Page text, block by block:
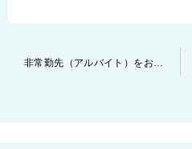
非常勤先（アルバイト）をお探しの先生もご相談下さい！